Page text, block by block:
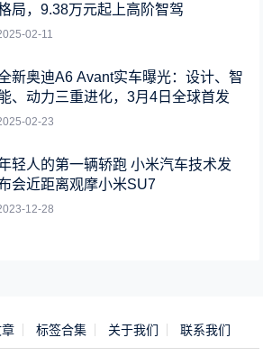
局，9.38万元起上高阶智驾
02-11
新奥迪A6 Avant实车曝光：设计、智
、动力三重进化，3月4日全球首发
02-23
轻人的第一辆轿跑 小米汽车技术发
会近距离观摩小米SU7
12-28
标签合集 关于我们 联系我们